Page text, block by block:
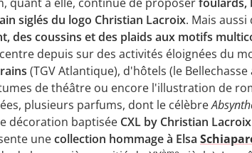
siglés du logo Christian Lacroix. Mais aussi
des coussins et des plaids aux motifs
depuis sur des activités éloignées du
(TGV Atlantique), d'hôtels (le Bellechasse
de théâtre ou encore l'illustration de
plusieurs parfums, dont le célèbre
décoration baptisée CXL by Christian Lacroix
unecollection hommage à Elsa